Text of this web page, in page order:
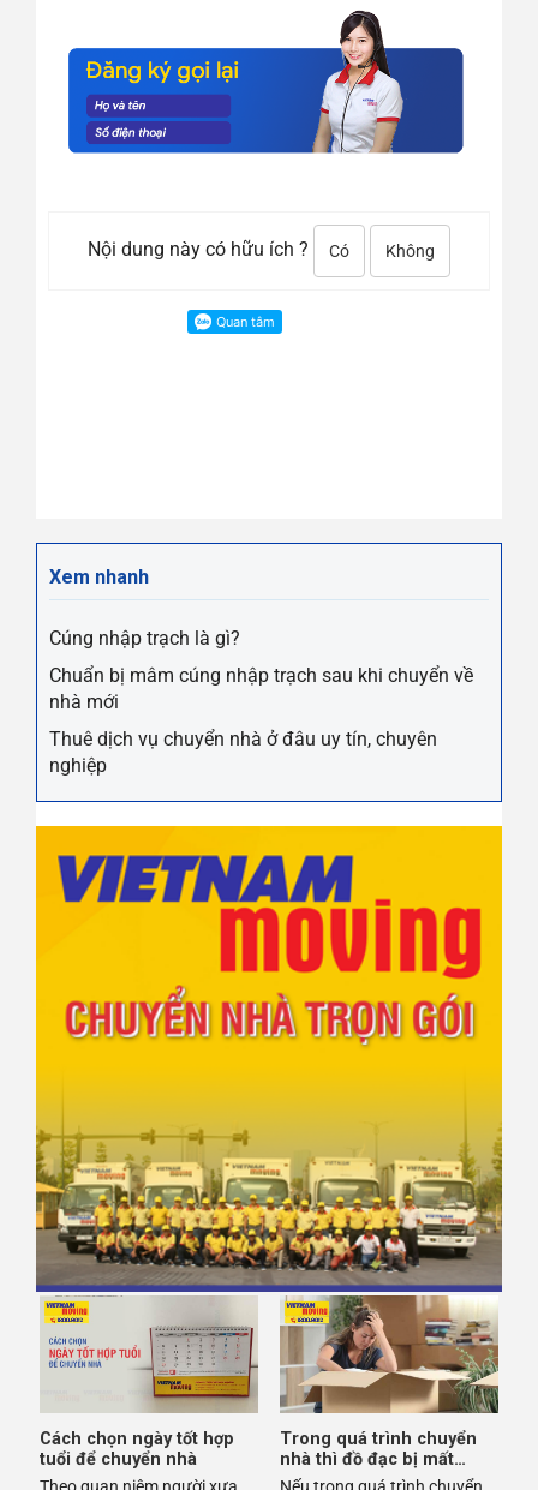
Nội dung này có hữu ích ? Có Không
Xem nhanh
Cúng nhập trạch là gì?
Chuẩn bị mâm cúng nhập trạch sau khi chuyển về
nhà mới
Thuê dịch vụ chuyển nhà ở đâu uy tín, chuyên
nghiệp
Cách chọn ngày tốt hợp
tuổi để chuyển nhà
Trong quá trình chuyển
nhà thì đồ đạc bị mất
hoặc hư hỏng sẽ như thế